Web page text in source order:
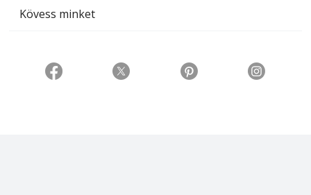
Kövess minket